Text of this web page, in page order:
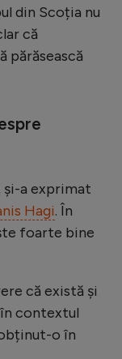
din Scoția nu
că
părăsească
și-a exprimat
Hagi. În
foarte bine
că există și
contextul
o în